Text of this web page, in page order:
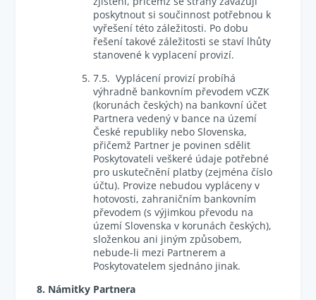
poskytnout si součinnost potřebnou k
vyřešení této záležitosti. Po dobu
řešení takové záležitosti se staví lhůty
stanovené k vyplacení provizí.
7.5. Vyplácení provizí probíhá
výhradně bankovním převodem vCZK
(korunách českých) na bankovní účet
Partnera vedený v bance na území
České republiky nebo Slovenska,
přičemž Partner je povinen sdělit
Poskytovateli veškeré údaje potřebné
pro uskutečnění platby (zejména číslo
účtu). Provize nebudou vypláceny v
hotovosti, zahraničním bankovním
převodem (s výjimkou převodu na
území Slovenska v korunách českých),
složenkou ani jiným způsobem,
nebude-li mezi Partnerem a
Poskytovatelem sjednáno jinak.
8. Námitky Partnera